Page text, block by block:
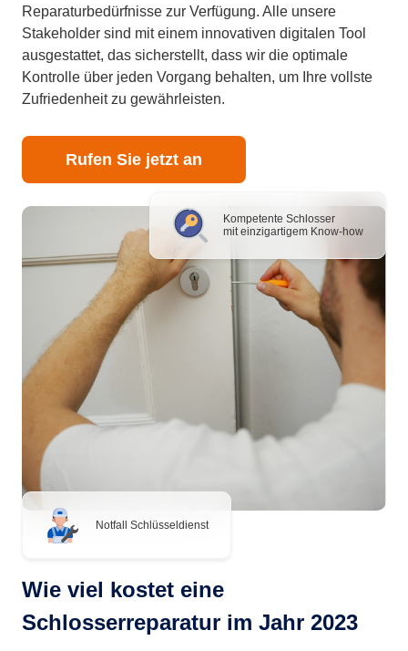
Kompetente Schlosser
mit einzigartigem Know-how
Notfall Schlüsseldienst
Reparaturbedürfnisse zur Verfügung. Alle unsere
Stakeholder sind mit einem innovativen digitalen Tool
ausgestattet, das sicherstellt, dass wir die optimale
Kontrolle über jeden Vorgang behalten, um Ihre vollste
Zufriedenheit zu gewährleisten.
Rufen Sie jetzt an
Wie viel kostet eine
Schlosserreparatur im Jahr 2023